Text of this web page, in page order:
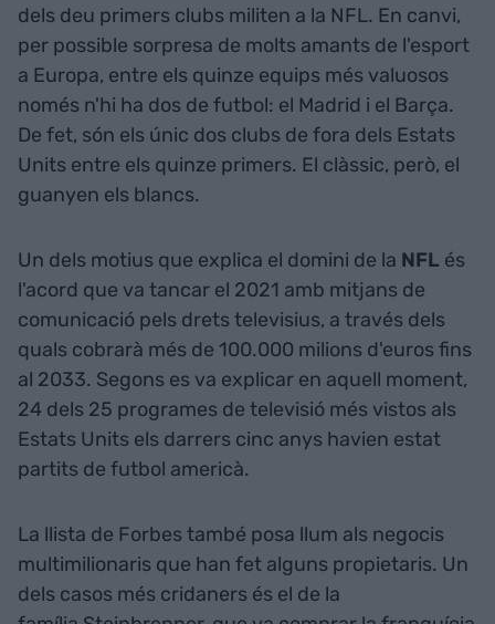
dels deu primers clubs militen a la NFL. En canvi,
per possible sorpresa de molts amants de l'esport
a Europa, entre els quinze equips més valuosos
només n'hi ha dos de futbol: el Madrid i el Barça.
De fet, són els únic dos clubs de fora dels Estats
Units entre els quinze primers. El clàssic, però, el
guanyen els blancs.
Un dels motius que explica el domini de la NFL és
l'acord que va tancar el 2021 amb mitjans de
comunicació pels drets televisius, a través dels
quals cobrarà més de 100.000 milions d'euros fins
al 2033. Segons es va explicar en aquell moment,
24 dels 25 programes de televisió més vistos als
Estats Units els darrers cinc anys havien estat
partits de futbol americà.
La llista de Forbes també posa llum als negocis
multimilionaris que han fet alguns propietaris. Un
dels casos més cridaners és el de la